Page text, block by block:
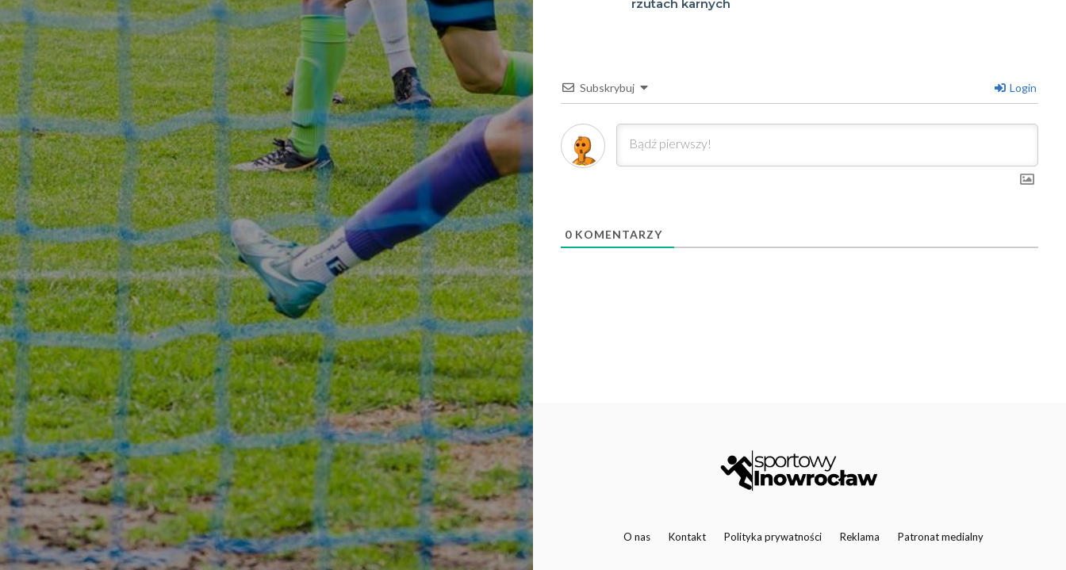
rzutach karnych
Subskrybuj Login
0KOMENTARZY
O nas Kontakt Polityka prywatności Reklama Patronat medialny